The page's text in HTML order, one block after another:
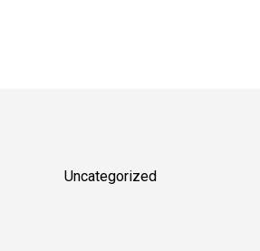
Uncategorized